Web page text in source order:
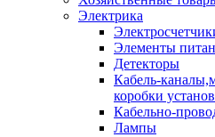
Электрика
Элементы
Детекторы
Кабель-
коробки
Кабельно-
Лампы